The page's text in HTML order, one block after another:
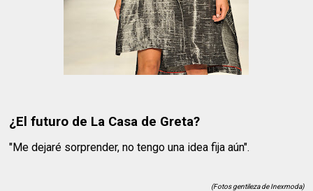
¿El futuro de La Casa de Greta?
"Me dejaré sorprender, no tengo una idea fija aún".
(Fotos gentileza de Inexmoda)